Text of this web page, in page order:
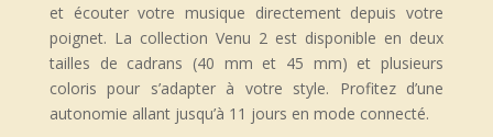
et écouter votre musique directement depuis votre
poignet. La collection Venu 2 est disponible en deux
tailles de cadrans (40 mm et 45 mm) et plusieurs
coloris pour s’adapter à votre style. Profitez d’une
autonomie allant jusqu’à 11 jours en mode connecté.